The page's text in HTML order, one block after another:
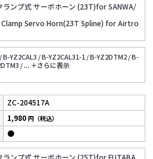
ランプ式 サーボホーン (23T)for SANWA/
Servo Horn(23T Spline) for Airtro
B-YZ2CAL3 /B-YZ2CAL31-1 /B-YZ2DTM2 /B-
/... ＋さらに表⽰
ZC-204517A
ランプ式 サーボホーン (25T)for FUTABA
1,980円（税込）
●